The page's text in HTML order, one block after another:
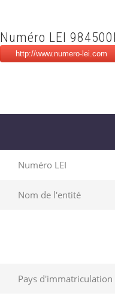
Numéro LEI
Numéro LEI
Nom de l'entité
Pays d'immatriculation